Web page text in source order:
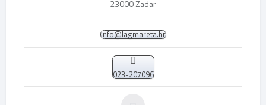
23000 Zadar
info@lagmareta.hr
023-207096